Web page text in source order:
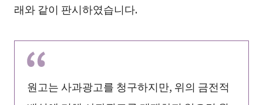
래와 같이 판시하였습니다.
원고는 사과광고를 청구하지만, 위의 금전적